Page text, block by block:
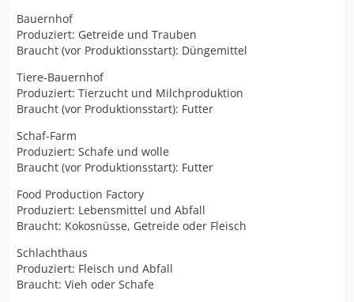
Bauernhof
Produziert: Getreide und Trauben
Braucht (vor Produktionsstart): Düngemittel
Tiere-Bauernhof
Produziert: Tierzucht und Milchproduktion
Braucht (vor Produktionsstart): Futter
Schaf-Farm
Produziert: Schafe und wolle
Braucht (vor Produktionsstart): Futter
Food Production Factory
Produziert: Lebensmittel und Abfall
Braucht: Kokosnüsse, Getreide oder Fleisch
Schlachthaus
Produziert: Fleisch und Abfall
Braucht: Vieh oder Schafe